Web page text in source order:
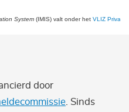
System (IMIS) valt onder het VLIZ Privacy
door
. Sinds